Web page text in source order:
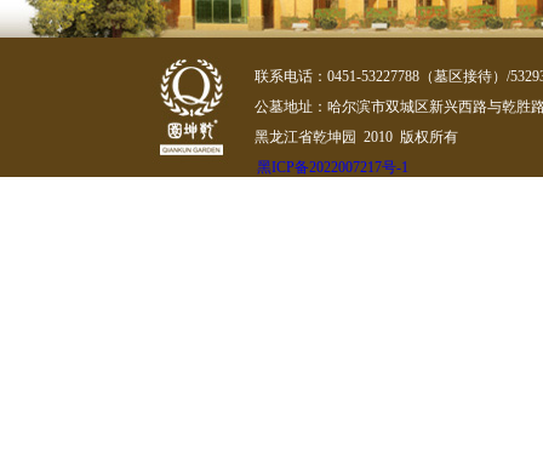
联系电话：0451-53227788（墓区接待）/
公墓地址：哈尔滨市双城区新兴西路与乾胜
黑龙江省乾坤园 2010 版权所有
黑ICP备2022007217号-1